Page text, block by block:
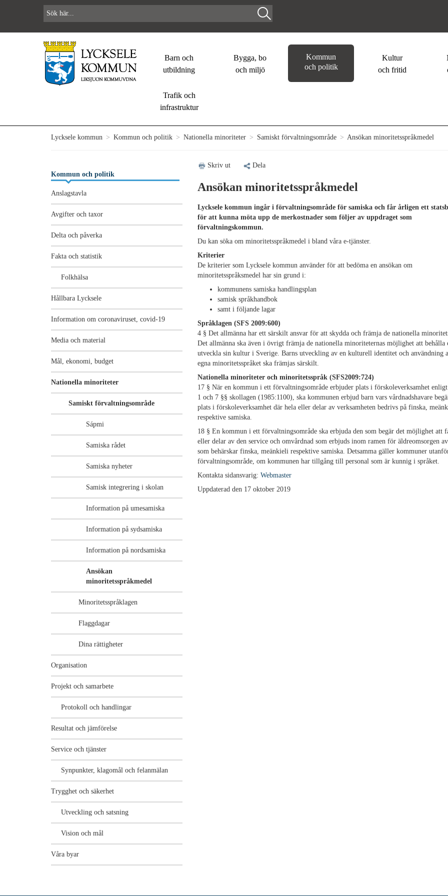
Barn och
utbildning
Bygga, bo
och miljö
Kommun
och politik
Kultur
och fritid
Trafik och
infrastruktur
Lycksele kommun > Kommun och politik > Nationella minoriteter > Samiskt förvaltningsområde > Ansökan minoritetsspråkmedel
Kommun och politik
Anslagstavla
Avgifter och taxor
Delta och påverka
Fakta och statistik
Folkhälsa
Hållbara Lycksele
Information om coronaviruset, covid-19
Media och material
Mål, ekonomi, budget
Nationella minoriteter
Samiskt förvaltningsområde
Sápmi
Samiska rådet
Samiska nyheter
Samisk integrering i skolan
Information på umesamiska
Information på sydsamiska
Information på nordsamiska
Ansökan
minoritetsspråkmedel
Minoritetsspråklagen
Flaggdagar
Dina rättigheter
Organisation
Projekt och samarbete
Protokoll och handlingar
Resultat och jämförelse
Service och tjänster
Synpunkter, klagomål och felanmälan
Trygghet och säkerhet
Utveckling och satsning
Vision och mål
Våra byar
Skriv ut Dela
Ansökan minoritetsspråkmedel
Lycksele kommun ingår i förvaltningsområde för samiska och får årligen ett
för att kunna möta upp de merkostnader som följer av uppdraget som
förvaltningskommun.
Du kan söka om minoritetsspråkmedel i bland våra e-tjänster.
Kriterier
De kriterier som Lycksele kommun använder för att bedöma en ansökan om
minoritetsspråksmedel har sin grund i:
kommunens samiska handlingsplan
samisk språkhandbok
samt i följande lagar
Språklagen (SFS 2009:600)
4 § Det allmänna har ett särskilt ansvar för att skydda och främja de nationella
Det allmänna ska även i övrigt främja de nationella minoriteternas möjlighet att behålla
utveckla sin kultur i Sverige. Barns utveckling av en kulturell identitet och användning
egna minoritetsspråket ska främjas särskilt.
Nationella minoriteter och minoritetsspråk (SFS2009:724)
17 § När en kommun i ett förvaltningsområde erbjuder plats i förskoleverksamhet
1 och 7 §§ skollagen (1985:1100), ska kommunen erbjud barn vars vårdnadshavare
plats i förskoleverksamhet där hela eller delar av verksamheten bedrivs på finska,
respektive samiska.
18 § En kommun i ett förvaltningsområde ska erbjuda den som begär det möjlighet att
eller delar av den service och omvårdnad som erbjuds inom ramen för äldreomsorgen
som behärskar finska, meänkieli respektive samiska. Detsamma gäller kommuner
förvaltningsområde, om kommunen har tillgång till personal som är kunnig i språket.
Kontakta sidansvarig: Webmaster
Uppdaterad den 17 oktober 2019